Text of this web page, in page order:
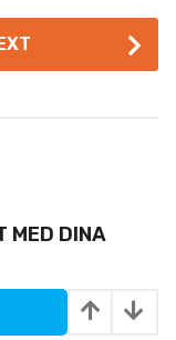
MED DINA